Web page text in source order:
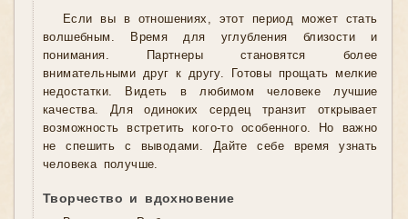
Если вы в отношениях, этот период может стать
волшебным. Время для углубления близости и
понимания. Партнеры становятся более
внимательными друг к другу. Готовы прощать мелкие
недостатки. Видеть в любимом человеке лучшие
качества. Для одиноких сердец транзит открывает
возможность встретить кого-то особенного. Но важно
не спешить с выводами. Дайте себе время узнать
человека получше.
Творчество и вдохновение